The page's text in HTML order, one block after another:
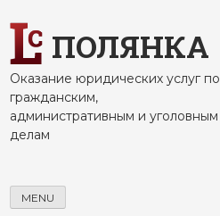
to
contentПОЛЯНКА
Оказание юридических услуг по
гражданским,
административным и уголовным
делам
MENU